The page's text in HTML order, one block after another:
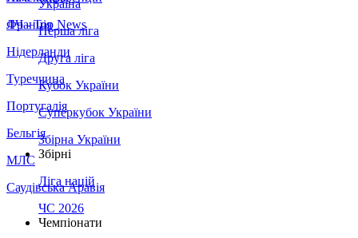
Франція
Нідерланди
Туреччина
Португалія
Бельгія
МЛС
Саудівська Аравія
ЛЧ - Top News
Україна
Перша ліга
Друга ліга
Кубок України
Суперкубок України
Збірна України
Збірні
Ліга націй
ЧС 2026
Чемпіонати